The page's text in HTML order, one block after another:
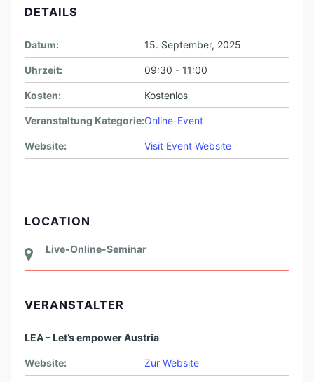
A
U
E
N
(
L
I
V
E
O
N
L
N
E
-
S
DETAILS
Datum: 15. September, 2025
Uhrzeit: 09:30 - 11:00
Kosten: Kostenlos
Veranstaltung Kategorie:Online-Event
Website: Visit Event Website
LOCATION
Live-Online-Seminar
VERANSTALTER
LEA – Let’s empower Austria
Website: Zur Website